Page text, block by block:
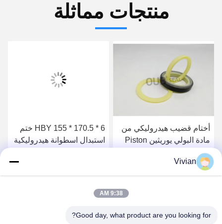
منتجات مماثلة
أختام قضيب هيدروليكي من
مادة البولي يوريثين Piston
Oil Seal 6J9178 5J5020
احصل على أفضل سعر
HBY 155 * 170.5 * 6 ختم
استبدال اسطوانة هيدروليكية
Vivian
9:38 AM
Good day, what product are you looking for?